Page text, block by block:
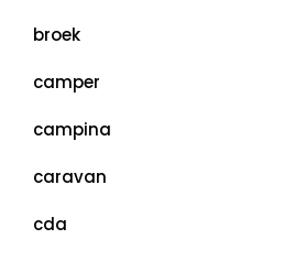
broek
camper
campina
caravan
cda